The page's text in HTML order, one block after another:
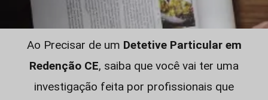
Ao Precisar de um Detetive Particular em
Redenção CE, saiba que você vai ter uma
investigação feita por profissionais que